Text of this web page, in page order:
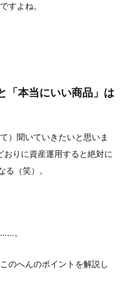
すよね。
「本当にいい商品」は
）聞いていきたいと思いま
りに資産運用すると絶対に
（笑）。
。
のへんのポイントを解説し